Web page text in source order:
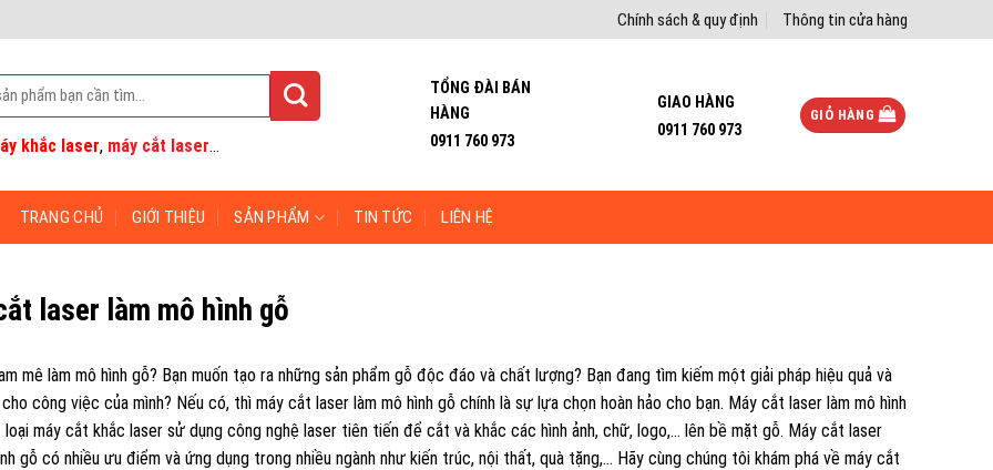
Chính sách & quy định Thông tin cửa hàng
khắc laser, máy cắt laser...
TỔNG ĐÀI BÁN
HÀNG
0911 760 973
GIAO HÀNG
0911 760 973
GIỎ HÀNG
TRANG CHỦ GIỚI THIỆU SẢN PHẨM TIN TỨC LIÊN HỆ
laser làm mô hình gỗ
mê làm mô hình gỗ? Bạn muốn tạo ra những sản phẩm gỗ độc đáo và chất lượng? Bạn đang tìm kiếm một giải pháp hiệu quả và
công việc của mình? Nếu có, thì máy cắt laser làm mô hình gỗ chính là sự lựa chọn hoàn hảo cho bạn. Máy cắt laser làm mô hình
máy cắt khắc laser sử dụng công nghệ laser tiên tiến để cắt và khắc các hình ảnh, chữ, logo,… lên bề mặt gỗ. Máy cắt laser
gỗ có nhiều ưu điểm và ứng dụng trong nhiều ngành như kiến trúc, nội thất, quà tặng,… Hãy cùng chúng tôi khám phá về máy cắt